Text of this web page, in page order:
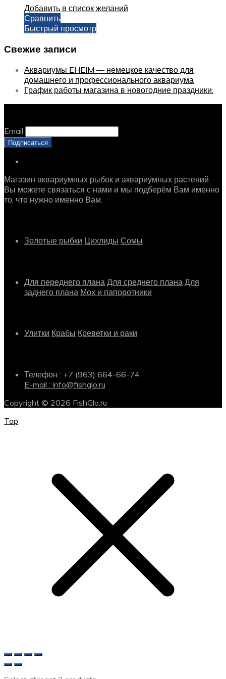
Добавить в список желаний
Сравнить
Быстрый просмотр
Свежие записи
Аквариумы EHEIM — немецкое качество для
домашнего и профессионального аквариума
График работы магазина в новогодние праздники:
Email
Магазин аквариумных рыбок и аквариумных растений.
Вы можете связаться с нами и мы подберём Вам именно
то, что нужно именно Вам.
Золотые рыбки Цихлиды Сомы
Для переднего плана Для среднего плана Для
заднего плана Мох и папоротники
Улитки Крабы Креветки и раки
Телефон : +7 (963) 664-66-74
E-mail : info@fishglo.ru
Copyright © 2026 FishGlo.ru
Top